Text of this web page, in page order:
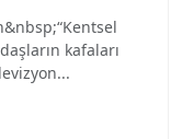
kafaları